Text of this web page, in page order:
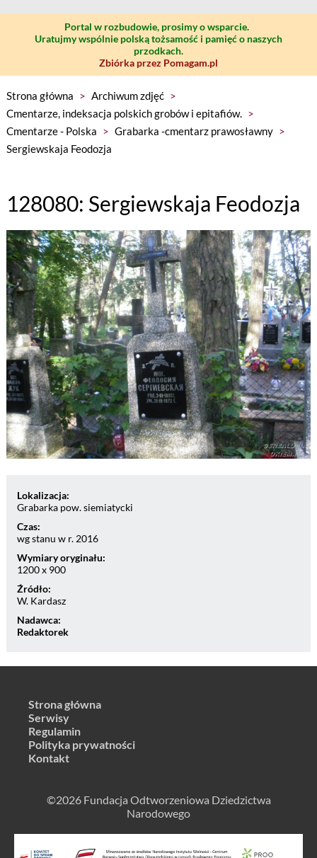
Portal w rozbudowie, prosimy o wsparcie.
Uratujmy wspólnie polską tożsamość i pamięć o naszych
przodkach.
Zbiórka przez Pomagam.pl
Strona główna > Archiwum zdjęć >
Cmentarze, indeksacja polskich grobów i epitafiów. >
Cmentarze - Polska > Grabarka -cmentarz prawosławny >
Sergiewskaja Feodozja
128080: Sergiewskaja Feodozja
Lokalizacja:
Grabarka pow. siemiatycki
Czas:
wg stanu w r. 2016
Wymiary oryginału:
1200 x 900
Źródło:
W. Kardasz
Nadawca:
Redaktorek
Strona główna
Serwisy
Regulamin
Polityka prywatności
Kontakt
©2026 Fundacja Odtworzeniowa Dziedzictwa
Narodowego